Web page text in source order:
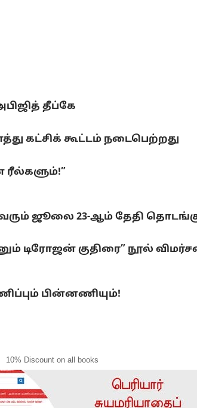
தீப்கே
கட்சிக் கூட்டம் நடைபெற்றது
ரீல்களும்!”
வரும் ஜூலை 23-ஆம் தேதி
டிரோஜன் குதிரை” நூல்
பின்னணியும்!
10% Discount on all books